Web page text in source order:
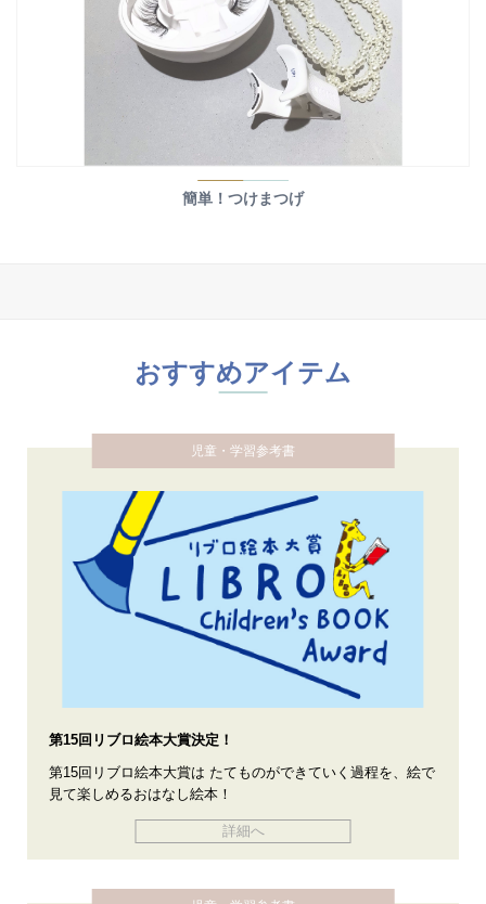
簡単！つけまつげ
おすすめアイテム
児童・学習参考書
第15回リブロ絵本大賞決定！
第15回リブロ絵本大賞は たてものができていく過程を、絵で
見て楽しめるおはなし絵本！
詳細へ